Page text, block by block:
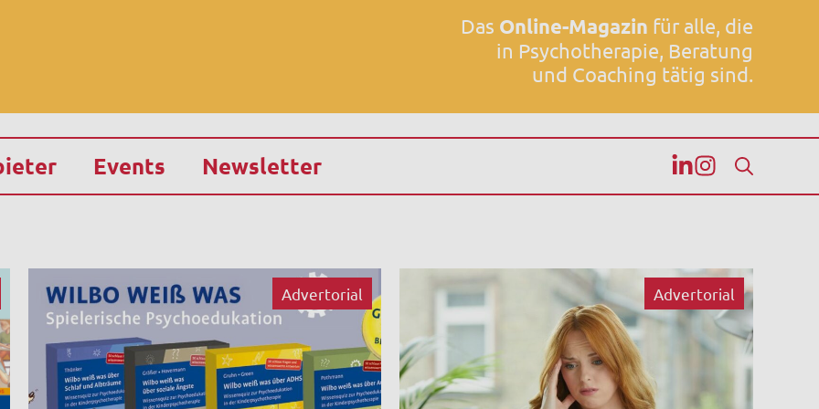
Das Online-Magazin für alle, die
in Psychotherapie, Beratung
und Coaching tätig sind.
Events Newsletter
Advertorial Advertorial